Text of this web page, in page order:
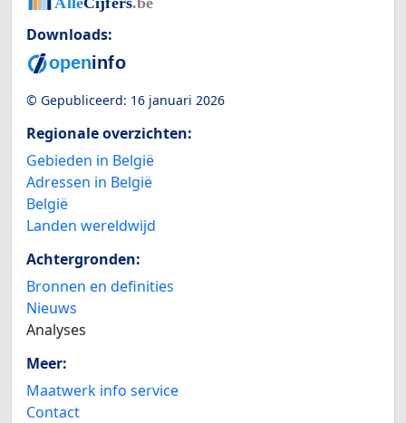
Downloads:
© Gepubliceerd: 16 januari 2026
Regionale overzichten:
Gebieden in België
Adressen in België
België
Landen wereldwijd
Achtergronden:
Bronnen en definities
Nieuws
Analyses
Meer:
Maatwerk info service
Contact